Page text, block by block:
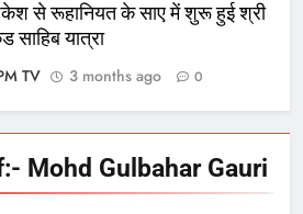
से रूहानियत के साए में शुरू हुई श्री
साहिब यात्रा
TV
3 months ago 0
Mohd Gulbahar Gauri